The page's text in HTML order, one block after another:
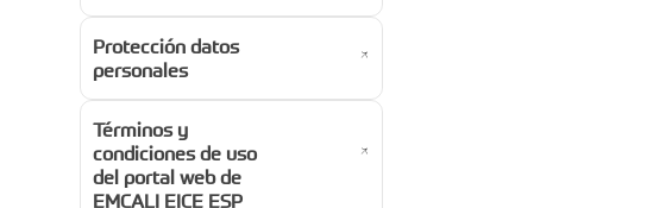
Protección datos
personales
Términos y
condiciones de uso
del portal web de
EMCALI EICE ESP